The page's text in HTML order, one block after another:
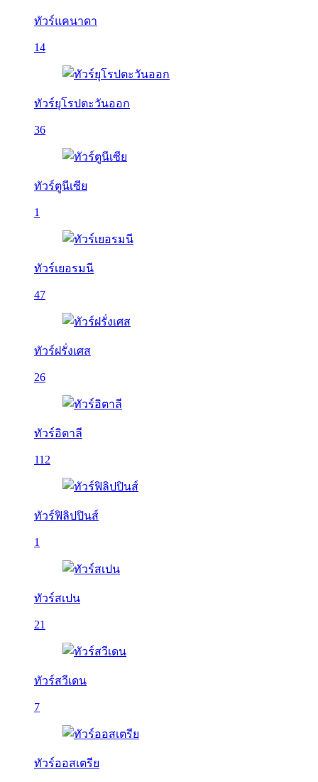
ทัวร์แคนาดา
14
ทัวร์ยุโรปตะวันออก
36
ทัวร์ตูนีเซีย
1
ทัวร์เยอรมนี
47
ทัวร์ฝรั่งเศส
26
ทัวร์อิตาลี
112
ทัวร์ฟิลิปปินส์
1
ทัวร์สเปน
21
ทัวร์สวีเดน
7
ทัวร์ออสเตรีย